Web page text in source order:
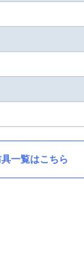
具一覧はこちら